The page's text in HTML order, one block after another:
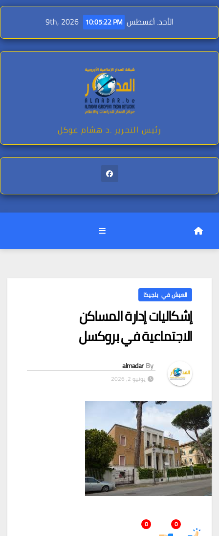
Skip
content
الأحد. أغسطس 9th, 2026 10:05:23 PM
رئيس التحرير .د هشام عوكل
العيش في بلجيكا
إشكاليات إدارة المساكن
الاجتماعية في بروكسل
By
almadar
يونيو 2, 2026
0
0